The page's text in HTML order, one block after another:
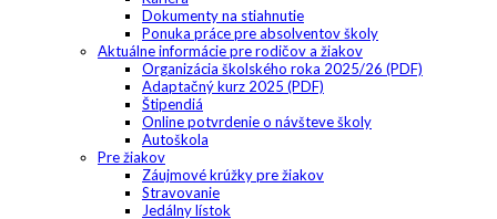
Dokumenty na stiahnutie
Ponuka práce pre absolventov školy
Aktuálne informácie pre rodičov a žiakov
Organizácia školského roka 2025/26 (PDF)
Adaptačný kurz 2025 (PDF)
Štipendiá
Online potvrdenie o návšteve školy
Autoškola
Pre žiakov
Záujmové krúžky pre žiakov
Stravovanie
Jedálny lístok